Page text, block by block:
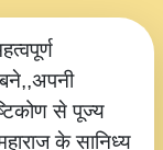
बने,,अपनी
से पूज्य
के सानिध्य